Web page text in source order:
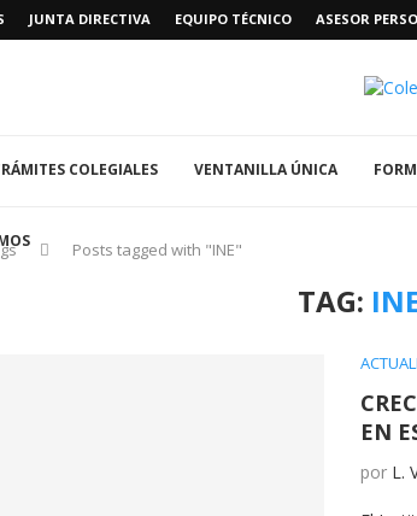
JUNTA DIRECTIVA EQUIPO TÉCNICO ASESOR
COLEGIALES VENTANILLA ÚNICA
Posts tagged with "INE"
TAG:
EN
por L.